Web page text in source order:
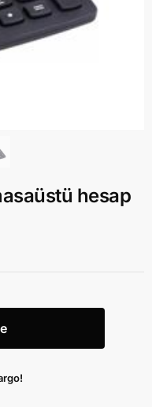
hesap